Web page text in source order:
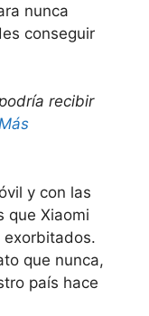
nunca
conseguir
recibir
y con las
que Xiaomi
exorbitados.
que nunca,
país hace